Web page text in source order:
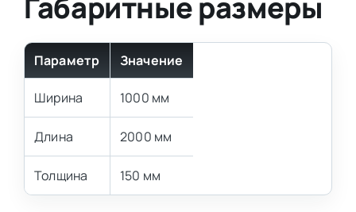
Параметр Значение
Ширина 1000 мм
Длина 2000 мм
Толщина 150 мм